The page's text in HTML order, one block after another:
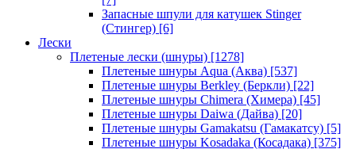
Запасные шпули для катушек Stinger
(Стингер) [6]
Лески
Плетеные лески (шнуры) [1278]
Плетеные шнуры Aqua (Аква) [537]
Плетеные шнуры Berkley (Беркли) [22]
Плетеные шнуры Chimera (Химера) [45]
Плетеные шнуры Daiwa (Дайва) [20]
Плетеные шнуры Gamakatsu (Гамакатсу) [5]
Плетеные шнуры Kosadaka (Косадака) [375]